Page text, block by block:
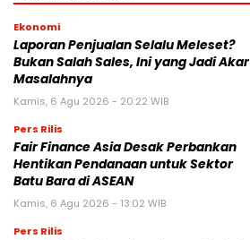
Ekonomi
Laporan Penjualan Selalu Meleset?
Bukan Salah Sales, Ini yang Jadi Akar
Masalahnya
Kamis, 6 Agu 2026 - 20:22 WIB
Pers Rilis
Fair Finance Asia Desak Perbankan
Hentikan Pendanaan untuk Sektor
Batu Bara di ASEAN
Kamis, 6 Agu 2026 - 13:02 WIB
Pers Rilis